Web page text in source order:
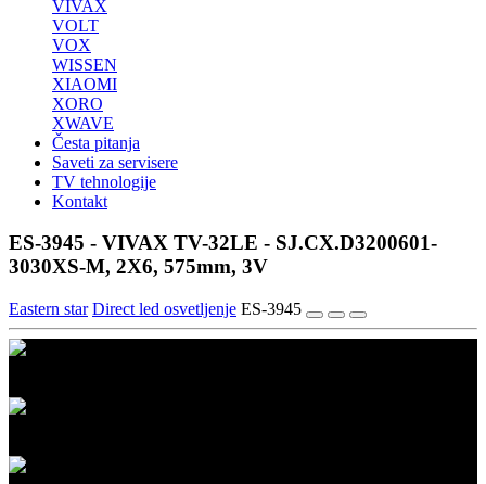
VIVAX
VOLT
VOX
WISSEN
XIAOMI
XORO
XWAVE
Česta pitanja
Saveti za servisere
TV tehnologije
Kontakt
ES-3945 - VIVAX TV-32LE - SJ.CX.D3200601-
3030XS-M, 2X6, 575mm, 3V
Eastern star Direct led osvetljenje ES-3945